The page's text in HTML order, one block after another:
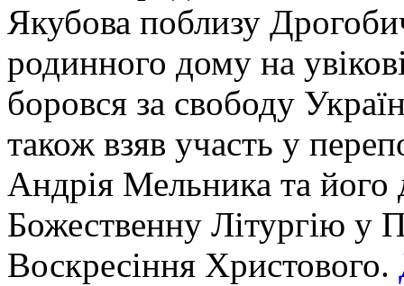
Якубова поблизу
родинного дому на
боровся за свободу
також взяв участь у
Андрія Мельника та
Божественну Літургію у
Воскресіння Христового.